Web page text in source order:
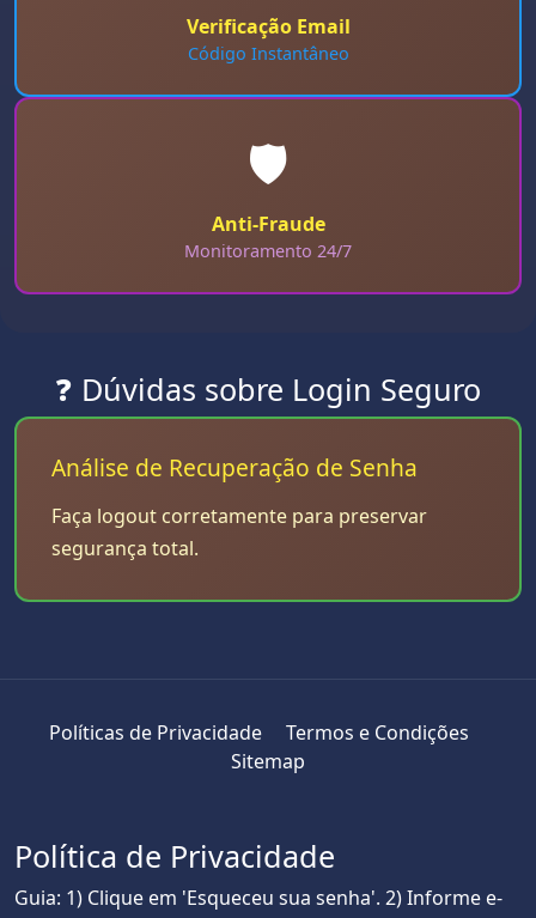
Verificação Email
Código Instantâneo
🛡️
Anti-Fraude
Monitoramento 24/7
❓ Dúvidas sobre Login Seguro
Análise de Recuperação de Senha
Faça logout corretamente para preservar
segurança total.
Políticas de Privacidade
Termos e Condições
Sitemap
Política de Privacidade
Guia: 1) Clique em 'Esqueceu sua senha'. 2) Informe e-